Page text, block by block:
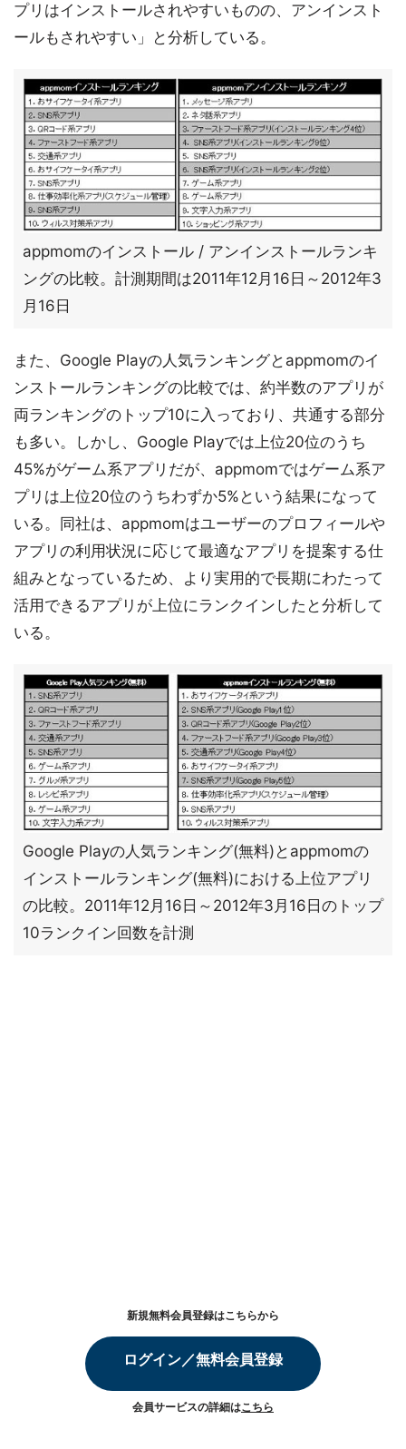
プリはインストールされやすいものの、アンインスト
ールもされやすい」と分析している。
appmomのインストール / アンインストールランキ
ングの比較。計測期間は2011年12月16日～2012年3
月16日
また、Google Playの人気ランキングとappmomのイ
ンストールランキングの比較では、約半数のアプリが
両ランキングのトップ10に入っており、共通する部分
も多い。しかし、Google Playでは上位20位のうち
45%がゲーム系アプリだが、appmomではゲーム系ア
プリは上位20位のうちわずか5%という結果になって
いる。同社は、appmomはユーザーのプロフィールや
アプリの利用状況に応じて最適なアプリを提案する仕
組みとなっているため、より実用的で長期にわたって
活用できるアプリが上位にランクインしたと分析して
いる。
Google Playの人気ランキング(無料)とappmomの
インストールランキング(無料)における上位アプリ
の比較。2011年12月16日～2012年3月16日のトップ
10ランクイン回数を計測
新規無料会員登録はこちらから
ログイン／無料会員登録
会員サービスの詳細はこちら